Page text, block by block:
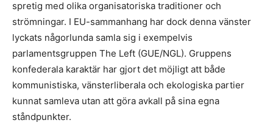
spretig med olika organisatoriska traditioner och
strömningar. I EU-sammanhang har dock denna vänster
lyckats någorlunda samla sig i exempelvis
parlamentsgruppen The Left (GUE/NGL). Gruppens
konfederala karaktär har gjort det möjligt att både
kommunistiska, vänsterliberala och ekologiska partier
kunnat samleva utan att göra avkall på sina egna
ståndpunkter.